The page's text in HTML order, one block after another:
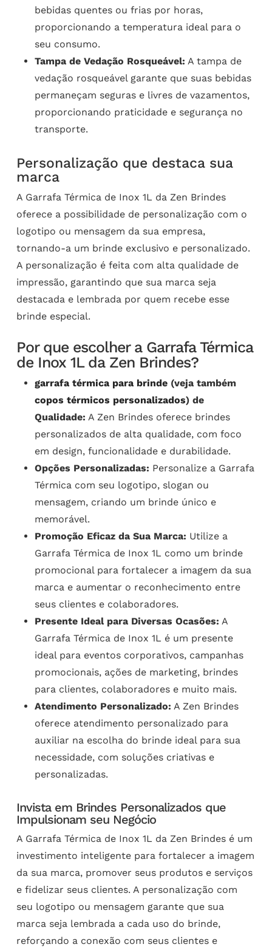
bebidas quentes ou frias por horas,
proporcionando a temperatura ideal para o
seu consumo.
Tampa de Vedação Rosqueável: A tampa de
vedação rosqueável garante que suas bebidas
permaneçam seguras e livres de vazamentos,
proporcionando praticidade e segurança no
transporte.
Personalização que destaca sua
marca
A Garrafa Térmica de Inox 1L da Zen Brindes
oferece a possibilidade de personalização com o
logotipo ou mensagem da sua empresa,
tornando-a um brinde exclusivo e personalizado.
A personalização é feita com alta qualidade de
impressão, garantindo que sua marca seja
destacada e lembrada por quem recebe esse
brinde especial.
Por que escolher a Garrafa Térmica
de Inox 1L da Zen Brindes?
garrafa térmica para brinde(veja também
copos térmicos personalizados) de
Qualidade: A Zen Brindes oferece brindes
personalizados de alta qualidade, com foco
em design, funcionalidade e durabilidade.
Opções Personalizadas: Personalize a Garrafa
Térmica com seu logotipo, slogan ou
mensagem, criando um brinde único e
memorável.
Promoção Eficaz da Sua Marca: Utilize a
Garrafa Térmica de Inox 1L como um brinde
promocional para fortalecer a imagem da sua
marca e aumentar o reconhecimento entre
seus clientes e colaboradores.
Presente Ideal para Diversas Ocasões: A
Garrafa Térmica de Inox 1L é um presente
ideal para eventos corporativos, campanhas
promocionais, ações de marketing, brindes
para clientes, colaboradores e muito mais.
Atendimento Personalizado: A Zen Brindes
oferece atendimento personalizado para
auxiliar na escolha do brinde ideal para sua
necessidade, com soluções criativas e
personalizadas.
Invista em Brindes Personalizados que
Impulsionam seu Negócio
A Garrafa Térmica de Inox 1L da Zen Brindes é um
investimento inteligente para fortalecer a imagem
da sua marca, promover seus produtos e serviços
e fidelizar seus clientes. A personalização com
seu logotipo ou mensagem garante que sua
marca seja lembrada a cada uso do brinde,
reforçando a conexão com seus clientes e